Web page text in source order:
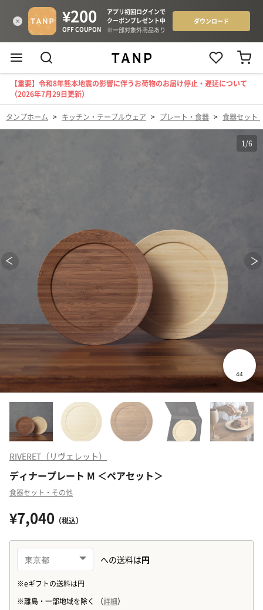
【重要】令和8年熊本地震の影響に伴うお荷物のお届け停止・遅延について
（2026年7月29日更新）
タンプホーム > キッチン・テーブルウェア > プレート・食器 > 食器セット
1/6
RIVERET（リヴェレット）
ディナープレート M ＜ペアセット＞
食器セット・その他
¥7,040 （税込）